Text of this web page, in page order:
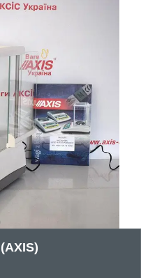
(АХIS)